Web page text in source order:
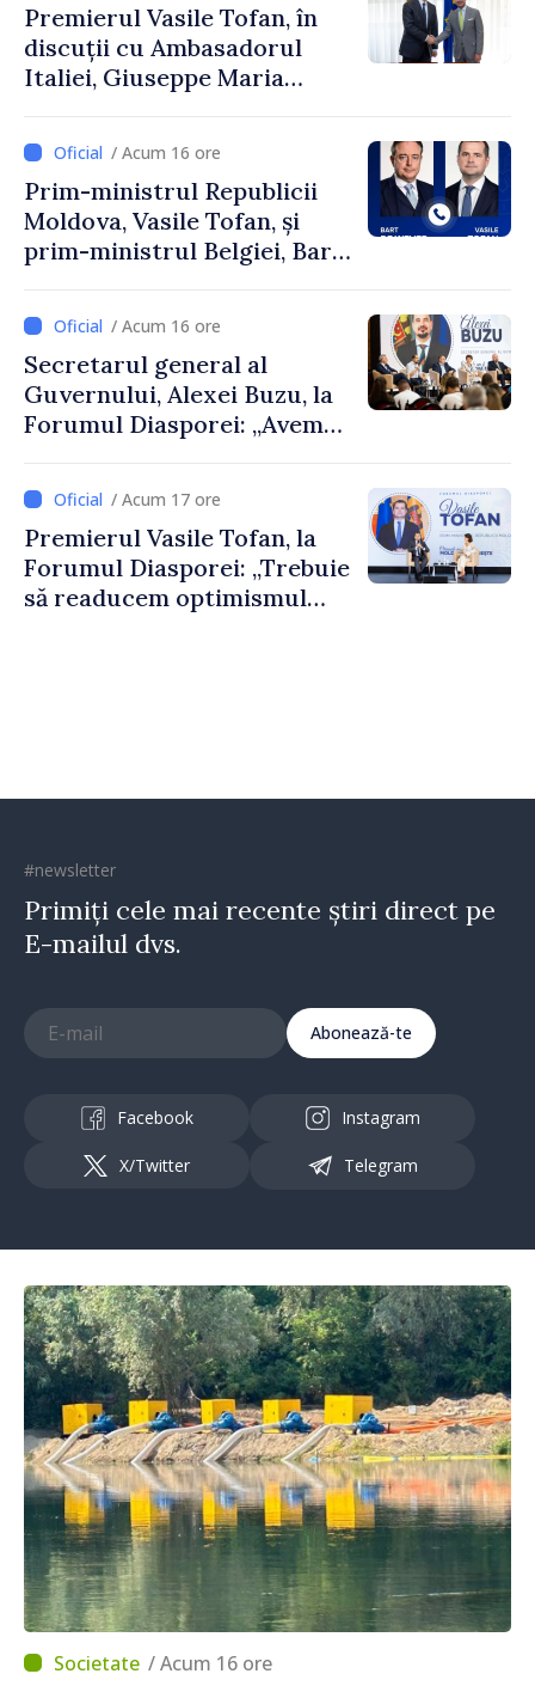
Premierul Vasile Tofan, în
discuții cu Ambasadorul
Italiei, Giuseppe Maria
/ Acum 16 ore
Prim-ministrul Republicii
Moldova, Vasile Tofan, și
prim-ministrul Belgiei, Bart
despre parcursul european
al Republicii Moldova.
/ Acum 16 ore
Secretarul general al
Guvernului, Alexei Buzu, la
Forumul Diasporei: „Avem
dumneavoastră pentru a
construi comunități mai
puternice”
/ Acum 17 ore
Premierul Vasile Tofan, la
Forumul Diasporei: „Trebuie
să readucem optimismul
#newsletter
Primiți cele mai recente știri direct pe
E-mailul dvs.
Abonează-te
Facebook Instagram
X/Twitter Telegram
/ Acum 16 ore